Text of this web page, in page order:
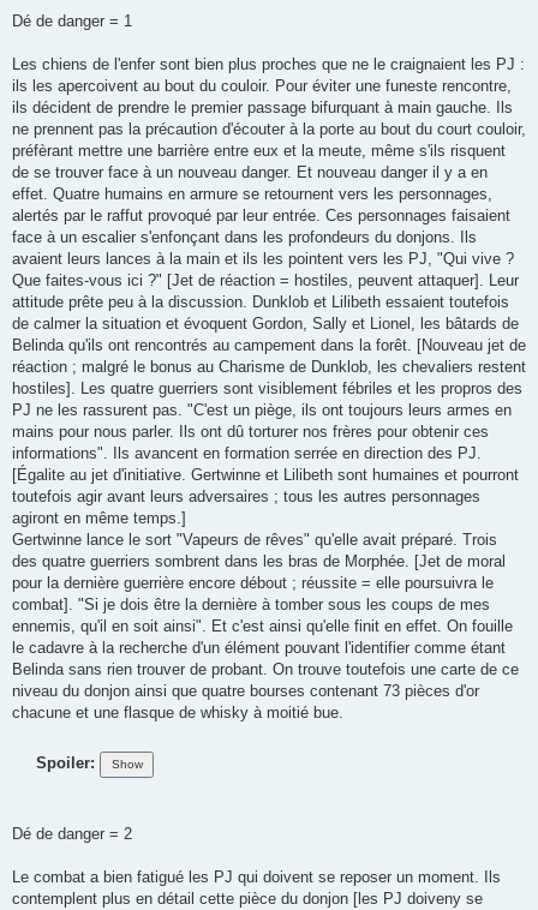
Dé de danger = 1
Les chiens de l'enfer sont bien plus proches que ne le craignaient les PJ :
ils les apercoivent au bout du couloir. Pour éviter une funeste rencontre,
ils décident de prendre le premier passage bifurquant à main gauche. Ils
ne prennent pas la précaution d'écouter à la porte au bout du court couloir,
préfèrant mettre une barrière entre eux et la meute, même s'ils risquent
de se trouver face à un nouveau danger. Et nouveau danger il y a en
effet. Quatre humains en armure se retournent vers les personnages,
alertés par le raffut provoqué par leur entrée. Ces personnages faisaient
face à un escalier s'enfonçant dans les profondeurs du donjons. Ils
avaient leurs lances à la main et ils les pointent vers les PJ, "Qui vive ?
Que faites-vous ici ?" [Jet de réaction = hostiles, peuvent attaquer]. Leur
attitude prête peu à la discussion. Dunklob et Lilibeth essaient toutefois
de calmer la situation et évoquent Gordon, Sally et Lionel, les bâtards de
Belinda qu'ils ont rencontrés au campement dans la forêt. [Nouveau jet de
réaction ; malgré le bonus au Charisme de Dunklob, les chevaliers restent
hostiles]. Les quatre guerriers sont visiblement fébriles et les propros des
PJ ne les rassurent pas. "C'est un piège, ils ont toujours leurs armes en
mains pour nous parler. Ils ont dû torturer nos frères pour obtenir ces
informations". Ils avancent en formation serrée en direction des PJ.
[Égalite au jet d'initiative. Gertwinne et Lilibeth sont humaines et pourront
toutefois agir avant leurs adversaires ; tous les autres personnages
agiront en même temps.]
Gertwinne lance le sort "Vapeurs de rêves" qu'elle avait préparé. Trois
des quatre guerriers sombrent dans les bras de Morphée. [Jet de moral
pour la dernière guerrière encore débout ; réussite = elle poursuivra le
combat]. "Si je dois être la dernière à tomber sous les coups de mes
ennemis, qu'il en soit ainsi". Et c'est ainsi qu'elle finit en effet. On fouille
le cadavre à la recherche d'un élément pouvant l'identifier comme étant
Belinda sans rien trouver de probant. On trouve toutefois une carte de ce
niveau du donjon ainsi que quatre bourses contenant 73 pièces d'or
chacune et une flasque de whisky à moitié bue.
Spoiler:
Dé de danger = 2
Le combat a bien fatigué les PJ qui doivent se reposer un moment. Ils
contemplent plus en détail cette pièce du donjon [les PJ doiveny se